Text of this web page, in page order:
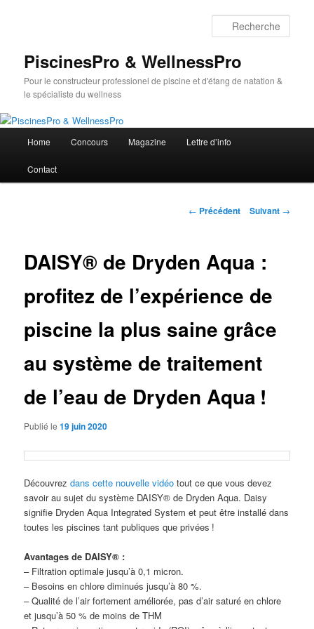
PiscinesPro & WellnessPro
Pour le constructeur professionel de piscine et d'étang de natation &
le spécialiste du wellness
principal
Home Concours Magazine Lettre d’info
Contact
Navigation
← Précédent Suivant →
DAISY® de Dryden Aqua :
profitez de l’expérience de
piscine la plus saine grâce
au système de traitement
de l’eau de Dryden Aqua !
Publié le19 juin 2020
Découvrezdans cette nouvelle vidéo tout ce que vous devez
savoir au sujet du système DAISY® de Dryden Aqua. Daisy
signifie Dryden Aqua Integrated System et peut être installé dans
toutes les piscines tant publiques que privées !
Avantages de DAISY® :
– Filtration optimale jusqu’à 0,1 micron.
– Besoins en chlore diminués jusqu’à 80 %.
– Qualité de l’air fortement améliorée, pas d’air saturé en chlore
et jusqu’à 50 % de moins de THM